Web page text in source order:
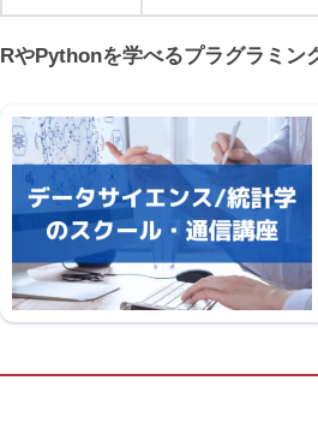
RやPythonを学べるプラグラミン